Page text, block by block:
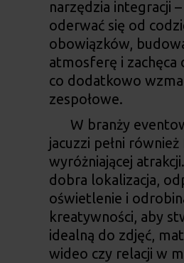
narzędzia integracji
oderwać się od
obowiązków,
atmosferę i zachęca
co dodatkowo
zespołowe.
W branży
jacuzzi pełni
wyróżniającej
dobra lokalizacja,
oświetlenie i
kreatywności, aby
idealną do zdjęć,
wideo czy relacji w